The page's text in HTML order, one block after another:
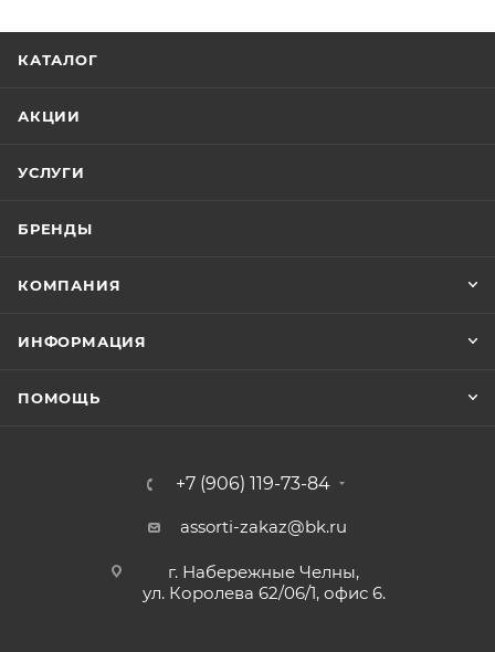
КАТАЛОГ
АКЦИИ
УСЛУГИ
БРЕНДЫ
КОМПАНИЯ
ИНФОРМАЦИЯ
ПОМОЩЬ
+7 (906) 119-73-84
assorti-zakaz@bk.ru
г. Набережные Челны,
ул. Королева 62/06/1, офис 6.